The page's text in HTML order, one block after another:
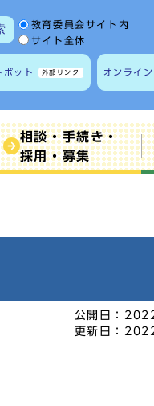
サイト内検索の範囲
教育委員会サイト内
サイト全体
ボット 外部リンク オンライ
相談・手続き・
採用・募集
公開日：
更新日：